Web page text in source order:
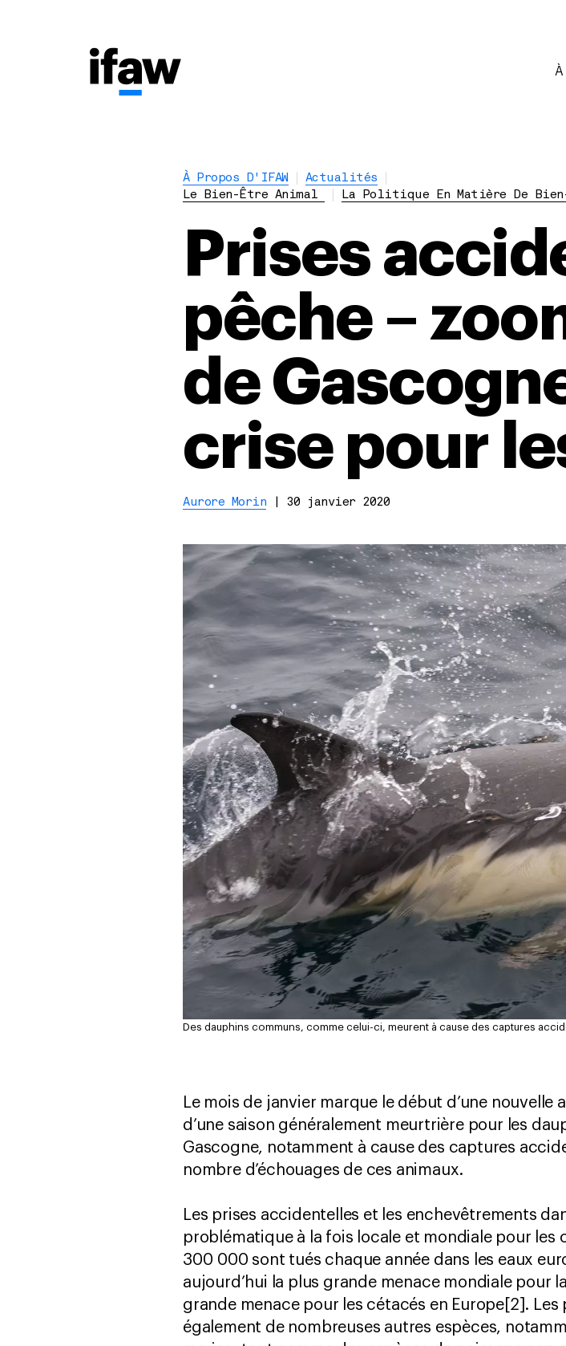
À Propos D'IFAW
Actualités
Le Bien-Être Animal
La Politique En Matière De
Prises
pêche –
de
crise pour
Aurore Morin 30 janvier 2020
Des dauphins communs, comme celui-ci, meurent à cause des captures
Le mois de janvier marque le début d’une
d’une saison généralement meurtrière pour les
Gascogne, notamment à cause des captures
nombre d’échouages de ces animaux.
Les prises accidentelles et les enchevêtrements
problématique à la fois locale et mondiale pour les
300 000 sont tués chaque année dans les eaux
aujourd’hui la plus grande menace mondiale pour
grande menace pour les cétacés en Europe[2].
également de nombreuses autres espèces,